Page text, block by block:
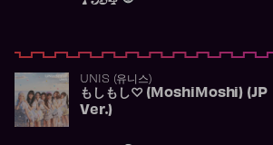
UNIS (유니스)
もしもし♡ (MoshiMoshi) (JP
Ver.)